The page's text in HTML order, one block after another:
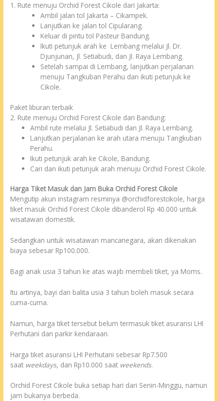
1. Rute menuju Orchid Forest Cikole dari Jakarta:
Ambil jalan tol Jakarta – Cikampek.
Lanjutkan ke jalan tol Cipularang.
Keluar di pintu tol Pasteur Bandung.
Ikuti petunjuk arah ke Lembangmelalui Jl. Dr.
Djunjunan, Jl. Setiabudi, dan Jl. Raya Lembang.
Setelah sampai di Lembang, lanjutkan perjalanan
menuju Tangkuban Perahu dan ikuti petunjuk ke
Cikole.
Paket liburan terbaik
2. Rute menuju Orchid Forest Cikole dari Bandung:
Ambil rute melalui Jl. Setiabudi dan Jl. Raya Lembang.
Lanjutkan perjalanan ke arah utara menuju Tangkuban
Perahu.
Ikuti petunjuk arah ke Cikole, Bandung.
Cari dan ikuti petunjuk arah menuju Orchid Forest Cikole.
Harga Tiket Masuk dan Jam Buka Orchid Forest Cikole
Mengutip akun instagram resminya @orchidforestcikole, harga
tiket masuk Orchid Forest Cikole dibanderol Rp 40.000 untuk
wisatawan domestik.
Sedangkan untuk wisatawan mancanegara, akan dikenakan
biaya sebesar Rp100.000.
Bagi anak usia 3 tahun ke atas wajib membeli tiket, ya Moms.
Itu artinya, bayi dan balita usia 3 tahun boleh masuk secara
cuma-cuma.
Namun, harga tiket tersebut belum termasuk tiket asuransi LHI
Perhutani dan parkir kendaraan.
Harga tiket asuransi LHI Perhutani sebesar Rp7.500
saat weekdays, dan Rp10.000 saat weekends.
Orchid Forest Cikole buka setiap hari dari Senin-Minggu, namun
jam bukanya berbeda.